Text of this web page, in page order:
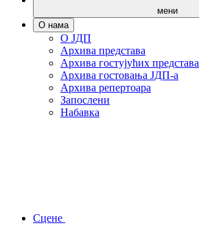
мени
О нама
О ЈДП
Архива представа
Архива гостујућих представа
Архива гостовања ЈДП-а
Архива репертоара
Запослени
Набавка
Сцене